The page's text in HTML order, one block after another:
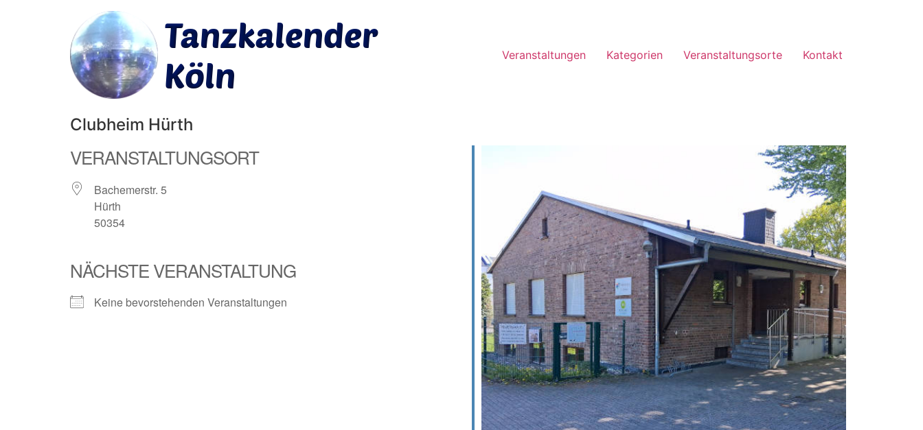
Veranstaltungen Kategorien Veranstaltungsorte Kontakt
Clubheim Hürth
VERANSTALTUNGSORT
Bachemerstr. 5
Hürth
50354
NÄCHSTE VERANSTALTUNG
Keine bevorstehenden Veranstaltungen